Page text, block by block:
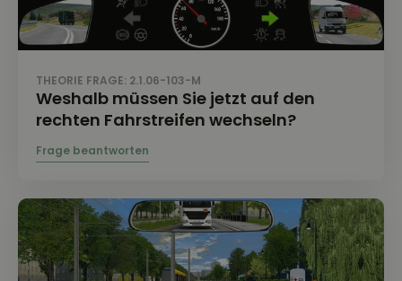
THEORIE FRAGE: 2.1.06-103-M
Weshalb müssen Sie jetzt auf den
rechten Fahrstreifen wechseln?